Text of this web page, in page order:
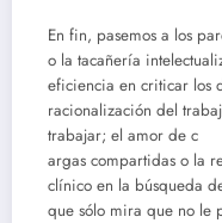
En fin, pasemos a los
o la tacañería
eficiencia en criticar los
racionalización del
trabajar; el amor de c
argas compartidas o la
clínico en la búsqueda
que sólo mira que no le